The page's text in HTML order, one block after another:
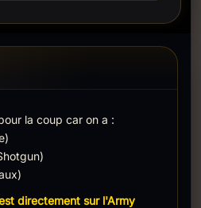
la coup car on a :
directement sur l'Army